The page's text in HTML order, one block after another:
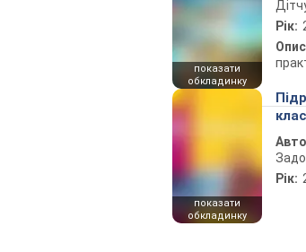
показати
обкладинку
Рік:
показати
обкладинку
клас
Рік: